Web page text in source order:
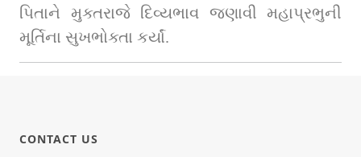
પિતાને મુક્તરાજે દિવ્યભાવ જણાવી મહાપ્રભુની
મૂર્તિના સુખભોક્તા કર્યાં.
CONTACT US